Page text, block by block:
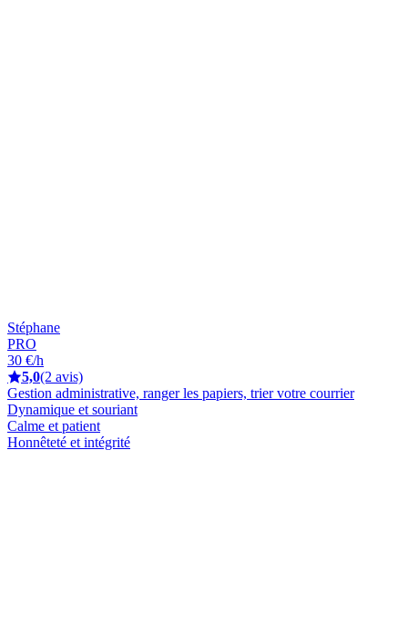
Stéphane
PRO
30 €/h
5,0(2 avis)
Gestion administrative, ranger les papiers, trier votre courrier
Dynamique et souriant
Calme et patient
Honnêteté et intégrité